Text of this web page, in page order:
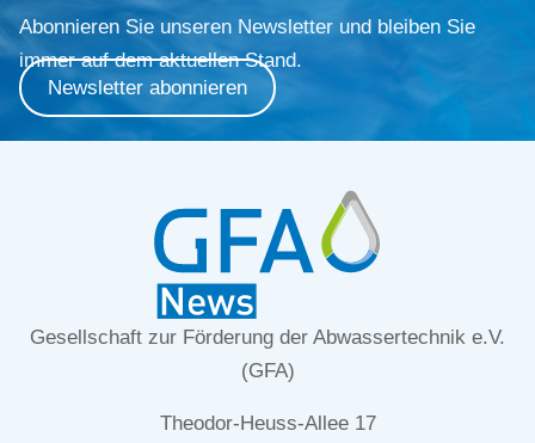
Abonnieren Sie unseren Newsletter und bleiben Sie
immer auf dem aktuellen Stand.
Newsletter abonnieren
Gesellschaft zur Förderung der Abwassertechnik e.V.
(GFA)
Theodor-Heuss-Allee 17